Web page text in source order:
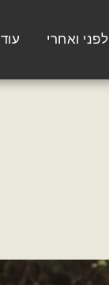
לפני ואחרי עוד